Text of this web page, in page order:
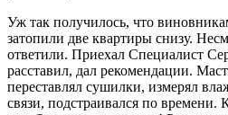
Уж так получилось, что
затопили две квартиры снизу.
ответили. Приехал Специалист
расставил, дал рекомендации.
переставлял сушилки, измерял
связи, подстраивался по времени.